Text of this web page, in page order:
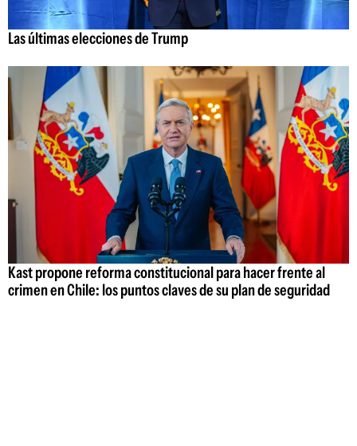
Las últimas elecciones de Trump
Kast propone reforma constitucional para hacer frente al
crimen en Chile: los puntos claves de su plan de seguridad